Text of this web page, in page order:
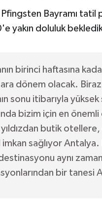
Pfingsten Bayramı
yakın doluluk
birinci haftasına
ara dönem olacak.
sonu itibarıyla
bizim için en
butik otellere,
imkan sağlıyor
aynı
bir tanesi